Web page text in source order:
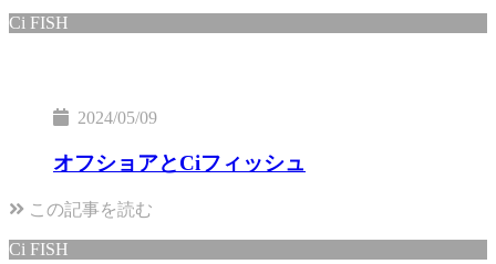
Ci FISH
2024/05/09
オフショアとCiフィッシュ
この記事を読む
Ci FISH